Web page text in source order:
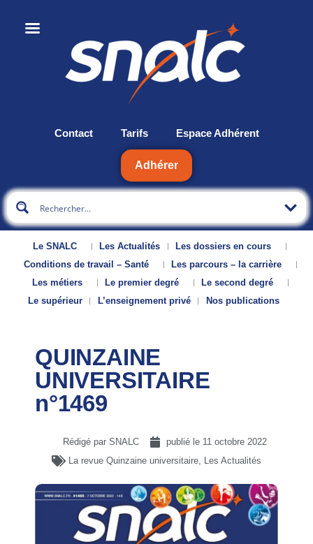
Contact Tarifs Espace Adhérent
Adhérer
Le SNALC Les Actualités
Les dossiers en cours
Conditions de travail – Santé
Les parcours – la carrière
Les métiers
Le premier degré
Le second degré
Le supérieur
L’enseignement privé Nos publications
QUINZAINE
UNIVERSITAIRE
n°1469
Rédigé par SNALC publié le 11 octobre 2022
La revue Quinzaine universitaire, Les Actualités